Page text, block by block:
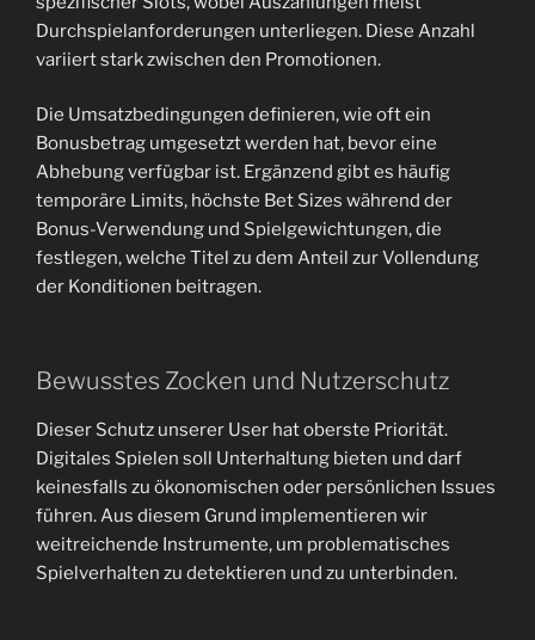
Durchspielanforderungen unterliegen. Diese Anzahl
variiert stark zwischen den Promotionen.
Die Umsatzbedingungen definieren, wie oft ein
Bonusbetrag umgesetzt werden hat, bevor eine
Abhebung verfügbar ist. Ergänzend gibt es häufig
temporäre Limits, höchste Bet Sizes während der
Bonus-Verwendung und Spielgewichtungen, die
festlegen, welche Titel zu dem Anteil zur Vollendung
der Konditionen beitragen.
Bewusstes Zocken und Nutzerschutz
Dieser Schutz unserer User hat oberste Priorität.
Digitales Spielen soll Unterhaltung bieten und darf
keinesfalls zu ökonomischen oder persönlichen Issues
führen. Aus diesem Grund implementieren wir
weitreichende Instrumente, um problematisches
Spielverhalten zu detektieren und zu unterbinden.